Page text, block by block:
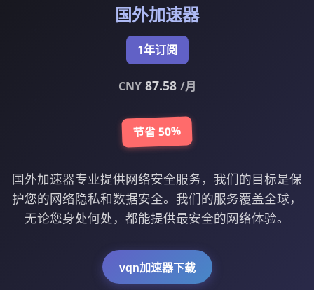
国外加速器
1年订阅
CNY87.58 /月
节省 50%
国外加速器专业提供网络安全服务，我们的目标是保
护您的网络隐私和数据安全。我们的服务覆盖全球，
无论您身处何处，都能提供最安全的网络体验。
vqn加速器下载